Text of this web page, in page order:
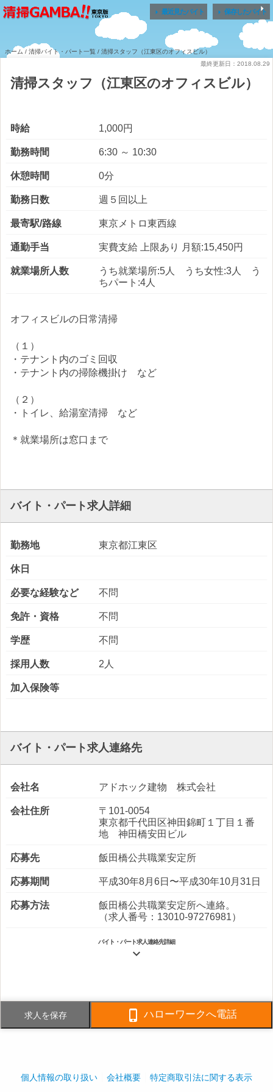
 最近見たバイト  保存したバイト
ホーム / 清掃バイト・パート一覧 / 清掃スタッフ（江東区のオフィスビル）
最終更新日：2018.08.29
清掃スタッフ（江東区のオフィスビル）
時給 1,000円
勤務時間 6:30 ～ 10:30
休憩時間 0分
勤務日数 週５回以上
最寄駅/路線 東京メトロ東西線
通勤手当 実費支給 上限あり 月額:15,450円
就業場所人数
うち就業場所:5人 うち女性:3人 う
ちパート:4人
オフィスビルの日常清掃
（１）
・テナント内のゴミ回収
・テナント内の掃除機掛け など
（２）
・トイレ、給湯室清掃 など
＊就業場所は窓口まで
バイト・パート求人詳細
勤務地 東京都江東区
休日
必要な経験など 不問
免許・資格 不問
学歴 不問
採用人数 2人
加入保険等
バイト・パート求人連絡先
会社名 アドホック建物 株式会社
会社住所
〒101-0054
東京都千代田区神田錦町１丁目１番
地 神田橋安田ビル
応募先 飯田橋公共職業安定所
応募期間 平成30年8月6日〜平成30年10月31日
応募方法
飯田橋公共職業安定所へ連絡。
（求人番号：13010-97276981）
バイト・パート求人連絡先詳細

事業内容
建物総合管理、各種工事請負、植
栽・造園
求人を保存  ハローワークへ電話
個人情報の取り扱い 会社概要 特定商取引法に関する表示